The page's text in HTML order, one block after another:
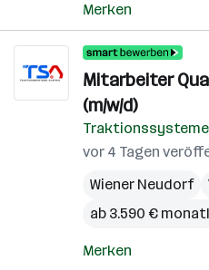
Merken
Mitarbeiter
(m/w/d)
Traktionssysteme
vor 4 Tagen
Wiener Neudorf
ab 3.590 €
Merken